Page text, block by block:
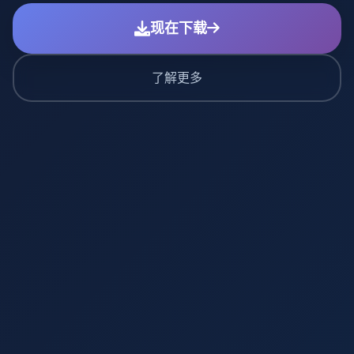
现在下载
了解更多